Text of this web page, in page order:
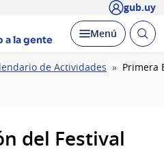
gub.uy
a la gente
Desplegar
Menú Abrir
de Actividades Primera
del Festival